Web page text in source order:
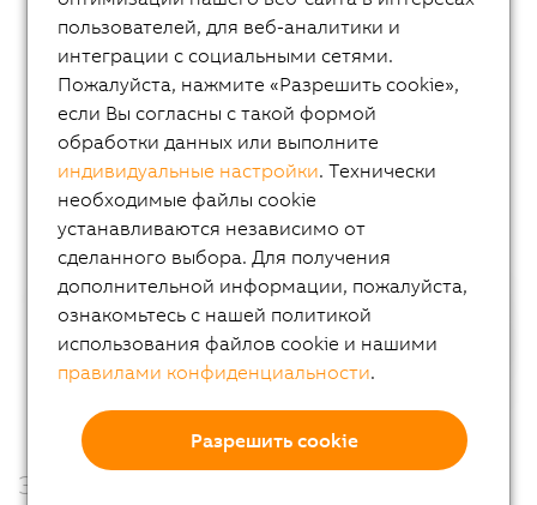
Энергоэффективность
пользователей, для веб-аналитики и
интеграции с социальными сетями.
Пожалуйста, нажмите «Разрешить cookie»,
если Вы согласны с такой формой
обработки данных или выполните
индивидуальные настройки. Технически
необходимые файлы cookie
устанавливаются независимо от
сделанного выбора. Для получения
дополнительной информации, пожалуйста,
ознакомьтесь с нашей политикой
использования файлов cookie и нашими
правилами конфиденциальности.
Разрешить cookie